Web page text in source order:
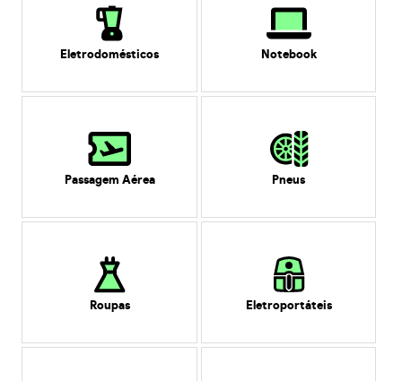
Eletrodomésticos Notebook
Passagem Aérea Pneus
Roupas Eletroportáteis